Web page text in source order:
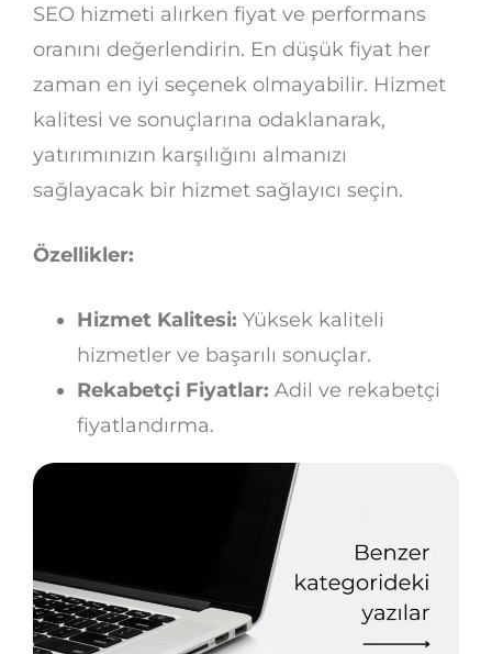
SEO hizmeti alırken fiyat ve performans
oranını değerlendirin. En düşük fiyat her
zaman en iyi seçenek olmayabilir. Hizmet
kalitesi ve sonuçlarına odaklanarak,
yatırımınızın karşılığını almanızı
sağlayacak bir hizmet sağlayıcı seçin.
Özellikler:
Hizmet Kalitesi: Yüksek kaliteli
hizmetler ve başarılı sonuçlar.
Rekabetçi Fiyatlar: Adil ve rekabetçi
fiyatlandırma.